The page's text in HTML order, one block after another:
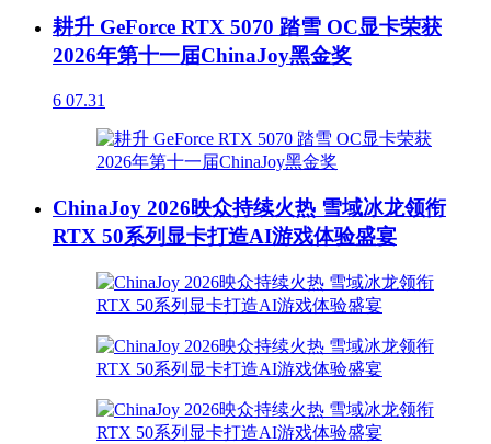
耕升 GeForce RTX 5070 踏雪 OC显卡荣获
2026年第十一届ChinaJoy黑金奖
6 07.31
ChinaJoy 2026映众持续火热 雪域冰龙领衔
RTX 50系列显卡打造AI游戏体验盛宴